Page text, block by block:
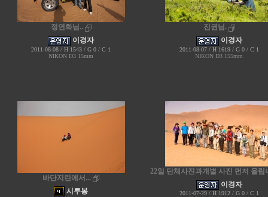
정연화님..
이경자
2011-08-08 / H 1543 / G 0 / C 1
NIKON D3 15mm
진권님.
이경자
2011-08-07 / H 1619 / G 0 / C 1
NIKON D3 155mm
바단지린에서...
시루봉
22일 단체사진과개별 사진 먼저 올
이경자
2011-07-29 / H 1912 / G 0 / C 1